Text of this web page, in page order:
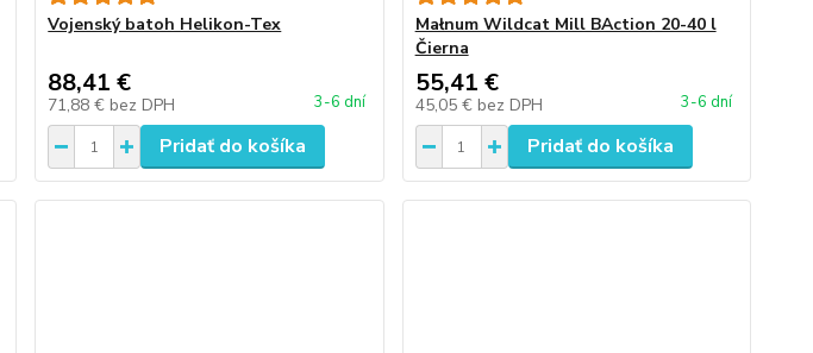
Vojenský batoh Helikon-Tex
88,41 €
71,88 € bez DPH 3-6 dní
Pridať do košíka
Małnum Wildcat Mill BAction 20-40 l
Čierna
55,41 €
45,05 € bez DPH 3-6 dní
Pridať do košíka